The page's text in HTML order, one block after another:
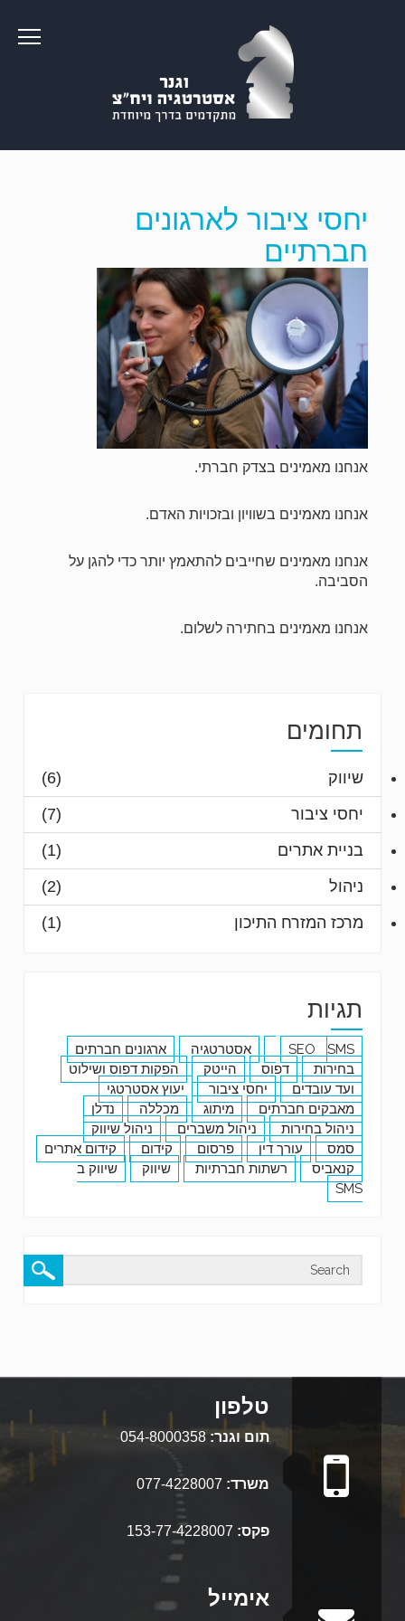
יחסי ציבור לארגונים
חברתיים
אנחנו מאמינים בצדק חברתי.
אנחנו מאמינים בשוויון ובזכויות האדם.
אנחנו מאמינים שחייבים להתאמץ יותר כדי להגן על
הסביבה.
אנחנו מאמינים בחתירה לשלום.
תחומים
שיווק
(6)
יחסי ציבור
(7)
בניית אתרים
(1)
ניהול
(2)
מרכז המזרח התיכון
(1)
תגיות
SEO SMS אסטרטגיה
ארגונים חברתים
בחירות
דפוס הייטק
הפקות דפוס ושילוט
ועד עובדים
יחסי ציבור
יעוץ אסטרטגי
מאבקים חברתים
מיתוג מכללה
נדלן
ניהול בחירות
ניהול משברים
ניהול שיווק
סמס
עורך דין פרסום קידום
קידום אתרים
קנאביס
רשתות חברתיות שיווק
שיווק ב
SMS
טלפון
תום וגנר: 054-8000358
משרד:
פקס:
אימייל